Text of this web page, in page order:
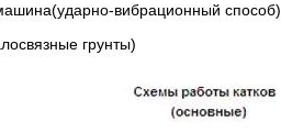
вибрационный способ)
грунты)